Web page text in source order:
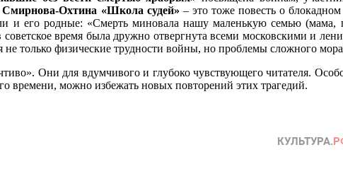
Смирнова-Охтина «Школа судей» – это тоже повесть о
его родные: «Смерть миновала нашу маленькую семью (мама,
советское время была дружно отвергнута всеми московскими и
не только физические трудности войны, но проблемы сложного
Они для вдумчивого и глубоко чувствующего читателя.
времени, можно избежать новых повторений этих трагедий.